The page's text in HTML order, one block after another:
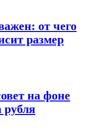
от чего
размер
на фоне
рубля